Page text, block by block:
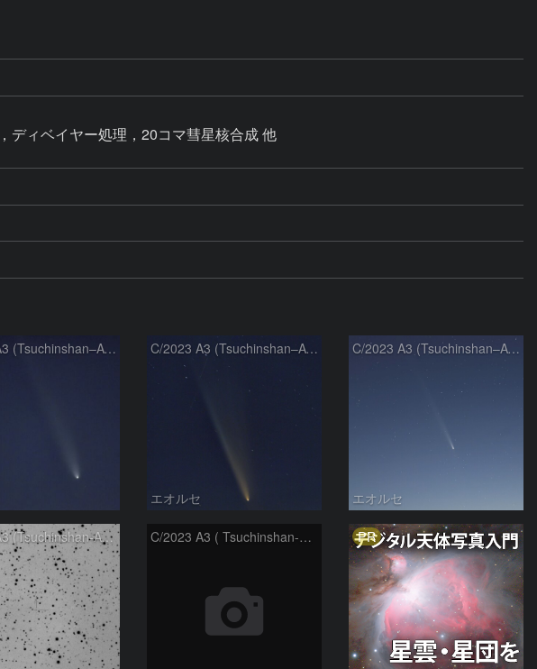
ィベイヤー処理，20コマ彗星核合成 他
C/2023 A3 (Tsuchinshan–ATLAS) C/2023 A3 (Tsuchinshan–ATLAS)
エオルセ
C/2023 A3 (Tsuchinshan–ATLAS)
エオルセ
C/2023 A3 (Tsuchinshan-ATLAS) C/2023 A3 ( Tsuchinshan-ATLAS ) PR